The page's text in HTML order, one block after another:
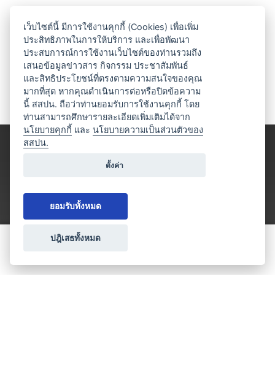
ประเภทธุรกิจไมซ์
เว็บไซต์นี้ มีการใช้งานคุกกี้ (Cookies) เพื่อเพิ่ม
ประสิทธิภาพในการให้บริการ และเพื่อพัฒนา
ประสบการณ์การใช้งานเว็บไซต์ของท่านรวมถึง
เสนอข้อมูลข่าวสาร กิจกรรม ประชาสัมพันธ์
และสิทธิประโยชน์ที่ตรงตามความสนใจของคุณ
มากที่สุด หากคุณดำเนินการต่อหรือปิดข้อความ
นี้ สสปน. ถือว่าท่านยอมรับการใช้งานคุกกี้ โดย
ท่านสามารถศึกษารายละเอียดเพิ่มเติมได้จาก
นโยบายคุกกี้ และนโยบายความเป็นส่วนตัวของ
สสปน.
ตั้งค่า
ยอมรับทั้งหมด
ปฎิเสธทั้งหมด